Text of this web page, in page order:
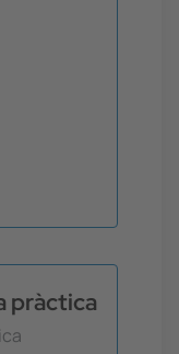
pràctica